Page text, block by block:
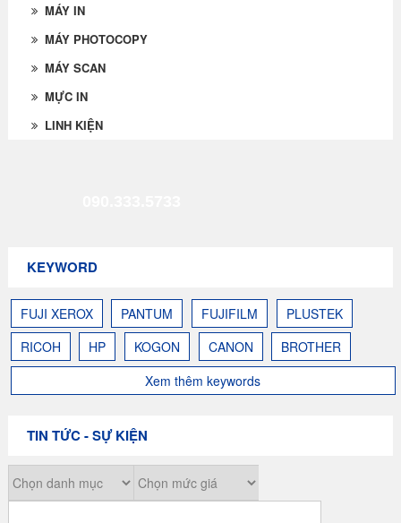
MÁY IN
MÁY PHOTOCOPY
MÁY SCAN
MỰC IN
LINH KIỆN
KEYWORD
FUJI XEROX PANTUM FUJIFILM
PLUSTEK
RICOH
HP KOGON CANON
BROTHER
Xem thêm keywords
TIN TỨC - SỰ KIỆN